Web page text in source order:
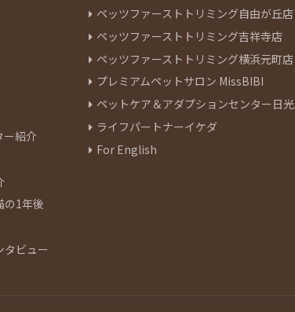
ー紹介
の1年後
タビュー
ペッツファーストトリミング自由が丘店
ペッツファーストトリミング吉祥寺店
ペッツファーストトリミング横浜元町店
プレミアムペットサロン MissBIBI
ペットケア＆アダプションセンター日光
ライフパートナーイケダ
For English